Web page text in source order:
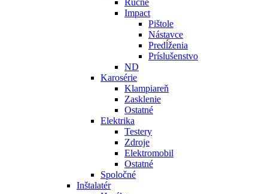
Ručné
Impact
Pištole
Nástavce
Predĺženia
Príslušenstvo
ND
Karosérie
Klampiareň
Zasklenie
Ostatné
Elektrika
Testery
Zdroje
Elektromobil
Ostatné
Spoločné
Inštalatér